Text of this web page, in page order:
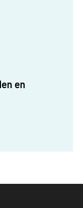
en